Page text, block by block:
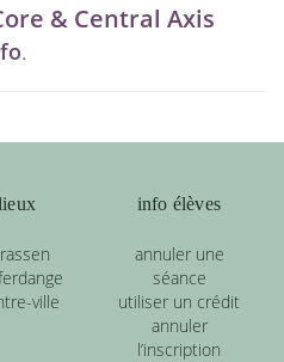
& Central Axis
.
ville
info élèves
annuler une
séance
utiliser un crédit
annuler
l’inscription